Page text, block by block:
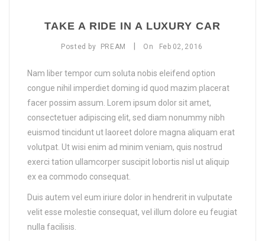
Limpieza profunda de espalda
Lifting de pestañas
Depilación láser Mujer
Depilación láser Hombre
Packs
Packs Mujer
Packs Hombre
CONTACTO
TAKE A RIDE IN A LUXURY CAR
Posted by PREAM On Feb 02, 2016
Nam liber tempor cum soluta nobis eleifend option
congue nihil imperdiet doming id quod mazim placerat
facer possim assum. Lorem ipsum dolor sit amet,
consectetuer adipiscing elit, sed diam nonummy nibh
euismod tincidunt ut laoreet dolore magna aliquam erat
volutpat. Ut wisi enim ad minim veniam, quis nostrud
exerci tation ullamcorper suscipit lobortis nisl ut aliquip
ex ea commodo consequat.
Duis autem vel eum iriure dolor in hendrerit in vulputate
velit esse molestie consequat, vel illum dolore eu feugiat
nulla facilisis.